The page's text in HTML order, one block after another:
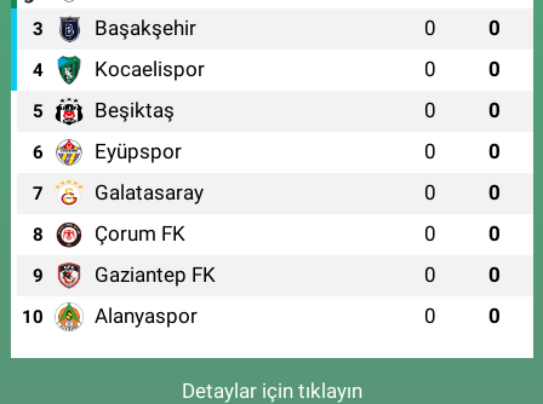
3 Başakşehir 0 0
4 Kocaelispor 0 0
5 Beşiktaş 0 0
6 Eyüpspor 0 0
7 Galatasaray 0 0
8 Çorum FK 0 0
9 Gaziantep FK 0 0
10 Alanyaspor 0 0
Detaylar için tıklayın